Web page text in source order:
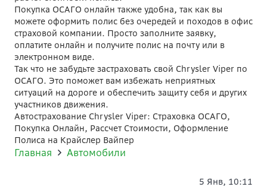
Покупка ОСАГО онлайн также удобна, так как вы
можете оформить полис без очередей и походов в офис
страховой компании. Просто заполните заявку,
оплатите онлайн и получите полис на почту или в
электронном виде.
Так что не забудьте застраховать свой Chrysler Viper по
ОСАГО. Это поможет вам избежать неприятных
ситуаций на дороге и обеспечить защиту себя и других
участников движения.
Автострахование Chrysler Viper: Страховка ОСАГО,
Покупка Онлайн, Рассчет Стоимости, Оформление
Полиса на Крайслер Вайпер
Главная Автомобили
5 Янв, 10:11